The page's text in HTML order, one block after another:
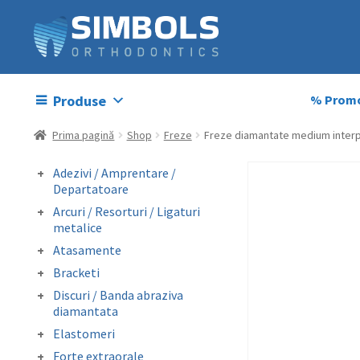
Produse %
Prima pagină Shop Freze Freze diamantate medium
Adezivi / Amprentare /
Departatoare
Adezivi bracketi
Adezivi inel molar
Amprentare
Departatoare
Arcuri / Resorturi / Ligaturi
metalice
Arcuri preformate
fizionomice
Arcuri preformate
metalice
Fire otel drepte
preformate
Resorturi
Atasamente
Butoni colabili
Carlige crimpabile
Contentie
Mini stops
Obiceiuri vicioase
Bracketi
Bracketi autoligaturanti
Bracketi fizionomici
Bracketi metalici
Discuri / Banda abraziva
diamantata
Banda perforata abraziva
metalica diamantata
Elastomeri
Catene
Forte extraorale